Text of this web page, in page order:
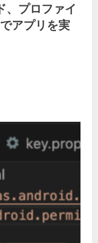
、プロファイ
アプリを実